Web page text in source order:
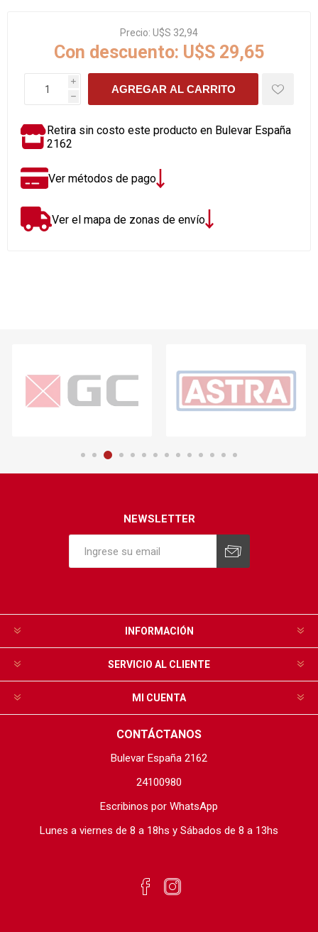
Precio: U$S 32,94
Con descuento: U$S 29,65
i
h
AGREGAR AL CARRITO
Retira sin costo este producto en Bulevar España
2162
Ver métodos de pago
Ver el mapa de zonas de envío
NEWSLETTER
INFORMACIÓN
SERVICIO AL CLIENTE
MI CUENTA
CONTÁCTANOS
Bulevar España 2162
24100980
Escribinos por WhatsApp
Lunes a viernes de 8 a 18hs y Sábados de 8 a 13hs